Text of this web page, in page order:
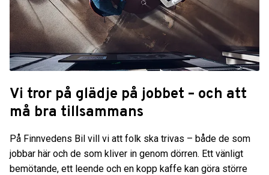
Vi tror på glädje på jobbet – och att
må bra tillsammans
På Finnvedens Bil vill vi att folk ska trivas – både de som
jobbar här och de som kliver in genom dörren. Ett vänligt
bemötande, ett leende och en kopp kaffe kan göra större